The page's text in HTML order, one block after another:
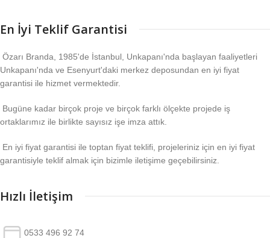
En İyi Teklif Garantisi
Özarı Branda, 1985'de İstanbul, Unkapanı'nda başlayan faaliyetleri
Unkapanı'nda ve Esenyurt'daki merkez deposundan en iyi fiyat
garantisi ile hizmet vermektedir.
Bugüne kadar birçok proje ve birçok farklı ölçekte projede iş
ortaklarımız ile birlikte sayısız işe imza attık.
En iyi fiyat garantisi ile toptan fiyat teklifi, projeleriniz için en iyi fiyat
garantisiyle teklif almak için bizimle iletişime geçebilirsiniz.
Hızlı İletişim
0533 496 92 74